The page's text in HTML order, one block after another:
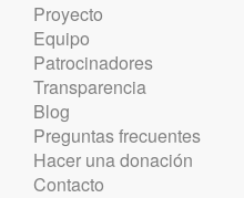
Proyecto
Equipo
Patrocinadores
Transparencia
Blog
Preguntas frecuentes
Hacer una donación
Contacto